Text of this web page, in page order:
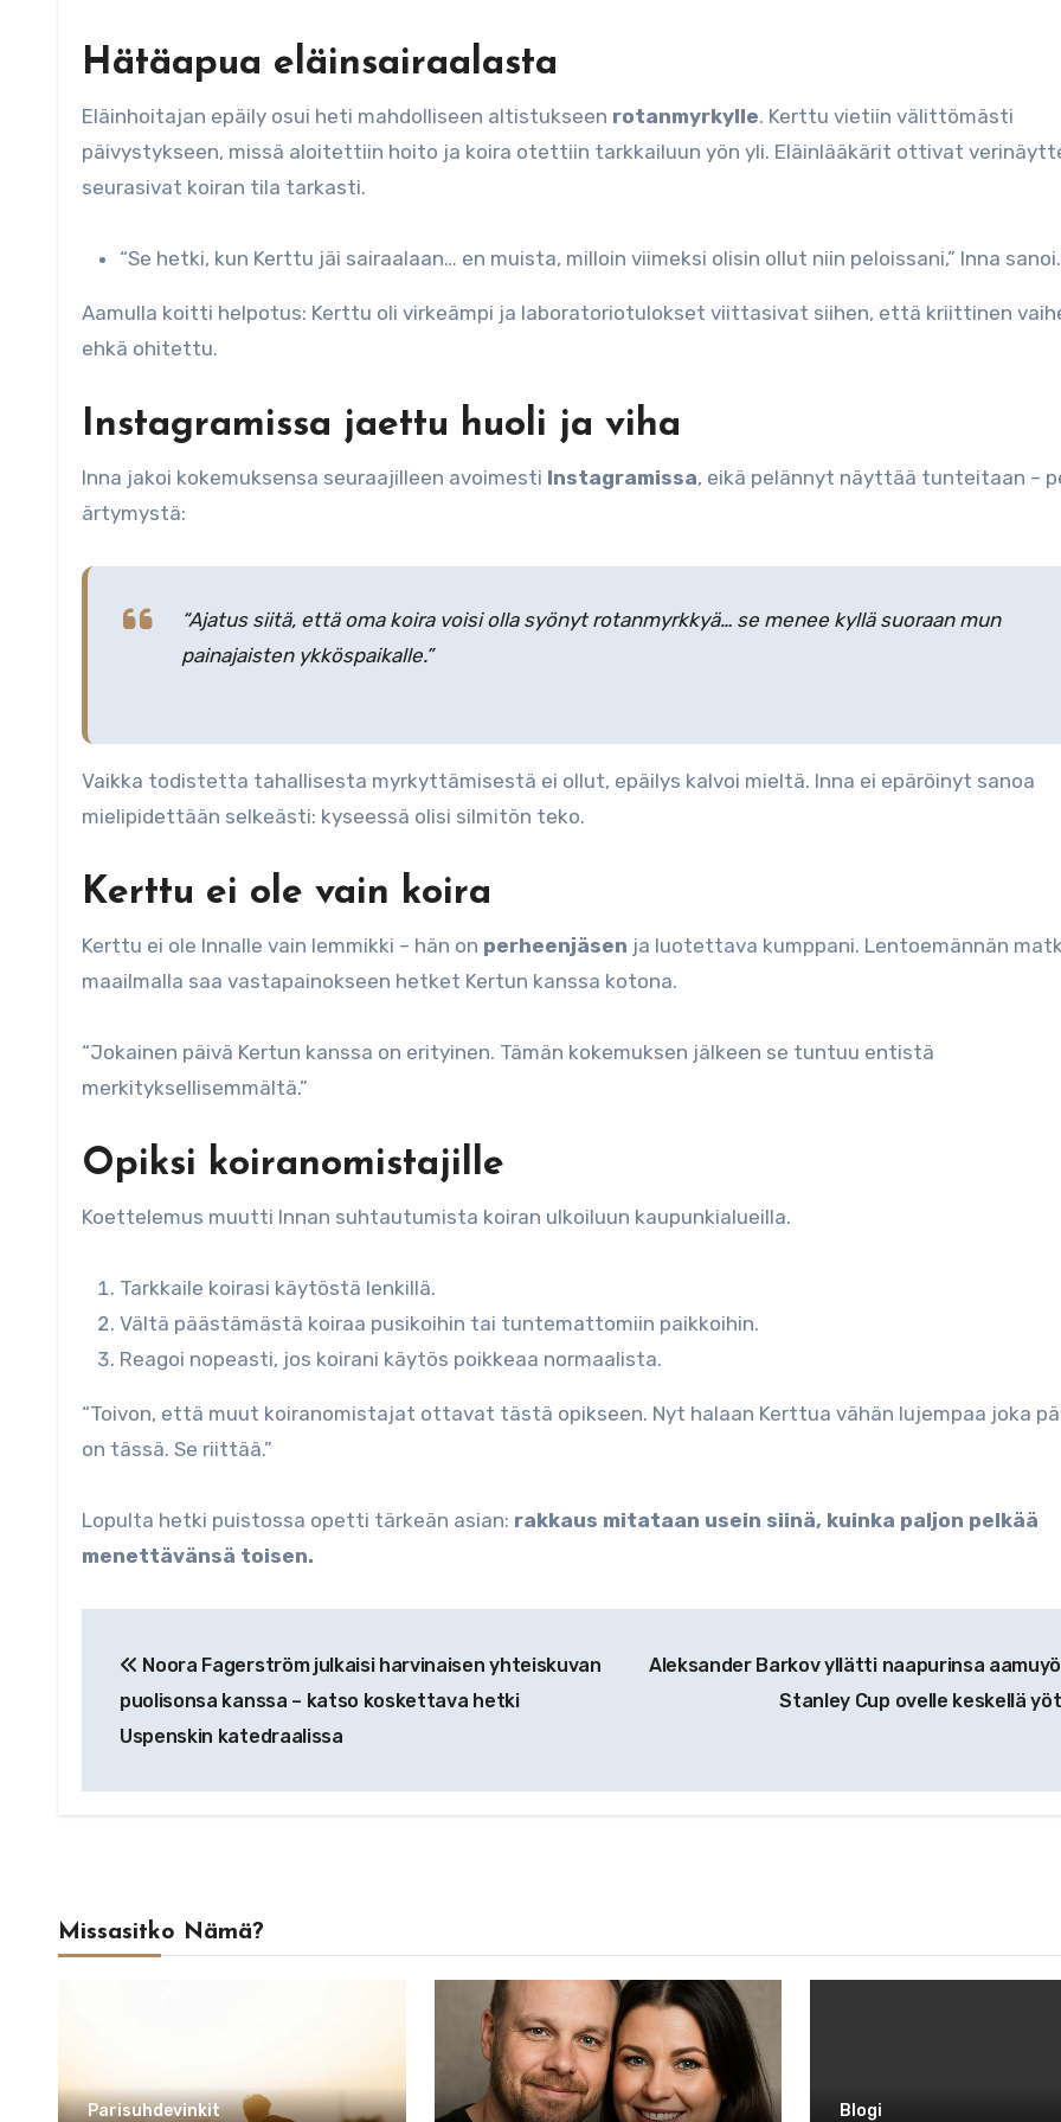
Hätäapua eläinsairaalasta
Eläinhoitajan epäily osui heti mahdolliseen altistukseen rotanmyrkylle. Kerttu vietiin välittömästi
päivystykseen, missä aloitettiin hoito ja koira otettiin tarkkailuun yön yli. Eläinlääkärit ottivat
seurasivat koiran tila tarkasti.
“Se hetki, kun Kerttu jäi sairaalaan… en muista, milloin viimeksi olisin ollut niin peloissani,” Inna sanoi.
Aamulla koitti helpotus: Kerttu oli virkeämpi ja laboratoriotulokset viittasivat siihen, että kriittinen
ehkä ohitettu.
Instagramissa jaettu huoli ja viha
Inna jakoi kokemuksensa seuraajilleen avoimesti Instagramissa, eikä pelännyt näyttää tunteitaan –
ärtymystä:
“Ajatus siitä, että oma koira voisi olla syönyt rotanmyrkkyä… se menee kyllä suoraan mun
painajaisten ykköspaikalle.”
Vaikka todistetta tahallisesta myrkyttämisestä ei ollut, epäilys kalvoi mieltä. Inna ei epäröinyt sanoa
mielipidettään selkeästi: kyseessä olisi silmitön teko.
Kerttu ei ole vain koira
Kerttu ei ole Innalle vain lemmikki – hän on perheenjäsen ja luotettava kumppani. Lentoemännän
maailmalla saa vastapainokseen hetket Kertun kanssa kotona.
“Jokainen päivä Kertun kanssa on erityinen. Tämän kokemuksen jälkeen se tuntuu entistä
merkityksellisemmältä.”
Opiksi koiranomistajille
Koettelemus muutti Innan suhtautumista koiran ulkoiluun kaupunkialueilla.
Tarkkaile koirasi käytöstä lenkillä.
Vältä päästämästä koiraa pusikoihin tai tuntemattomiin paikkoihin.
Reagoi nopeasti, jos koirani käytös poikkeaa normaalista.
“Toivon, että muut koiranomistajat ottavat tästä opikseen. Nyt halaan Kerttua vähän lujempaa joka
on tässä. Se riittää.”
Lopulta hetki puistossa opetti tärkeän asian: rakkaus mitataan usein siinä, kuinka paljon pelkää
menettävänsä toisen.
selausNoora Fagerström julkaisi harvinaisen yhteiskuvan
puolisonsa kanssa – katso koskettava hetki
Uspenskin katedraalissa
Aleksander Barkov yllätti naapurinsa
Stanley Cup ovelle keskellä
Missasitko Nämä?
Parisuhdevinkit Blogi